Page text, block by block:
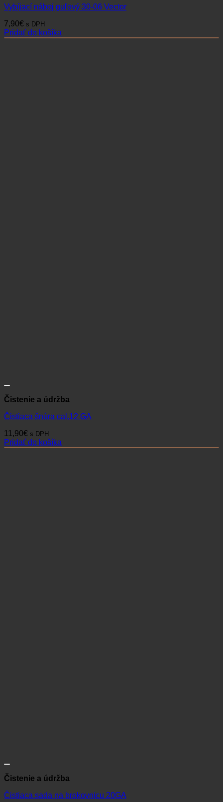
Vybíjací náboj guľový 30-06 Vector
7,90€ s DPH
Pridať do košíka
Čistenie a údržba
Čistiaca šnúra cal.12 GA
11,90€ s DPH
Pridať do košíka
Čistenie a údržba
Čistiaca sada na brokovnicu 20GA